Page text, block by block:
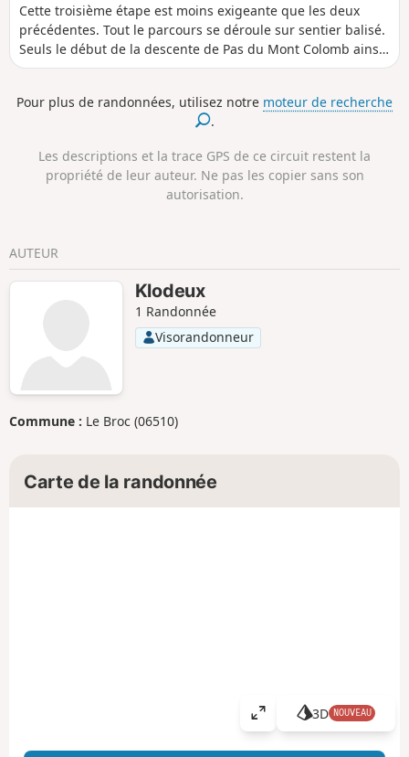
Cette troisième étape est moins exigeante que les deux
précédentes. Tout le parcours se déroule sur sentier balisé.
Seuls le début de la descente de Pas du Mont Colomb ainsi
que les passages dans les éboulis demandent un peu
de la Madone de Fenestre à la vallée de la Gordolasque. Le
parcours y est magnifique et le Pas du Mont Colomb offre
Ouest.
Pour plus de randonnées, utilisez notre moteur de recherche
.
Les descriptions et la trace GPS de ce circuit restent la
propriété de leur auteur. Ne pas les copier sans son
autorisation.
AUTEUR
Klodeux
1 Randonnée
Visorandonneur
Commune : Le Broc (06510)
Carte de la randonnée
A
3D NOUVEAU